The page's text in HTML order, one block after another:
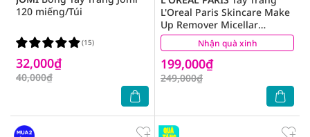
120 miếng/Túi
32,000₫
40,000₫
(15) Nhận quà xinh
L'Oreal Paris Skincare Make
Up Remover Micellar
Refreshing Tươi Mát 400ml
199,000₫
249,000₫
(51)